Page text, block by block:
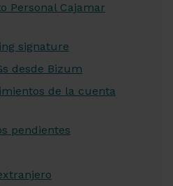
Personal Cajamar
signature
desde Bizum
de la cuenta
pendientes